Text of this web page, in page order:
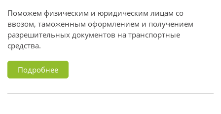
Поможем физическим и юридическим лицам со
ввозом, таможенным оформлением и получением
разрешительных документов на транспортные
средства.
Подробнее